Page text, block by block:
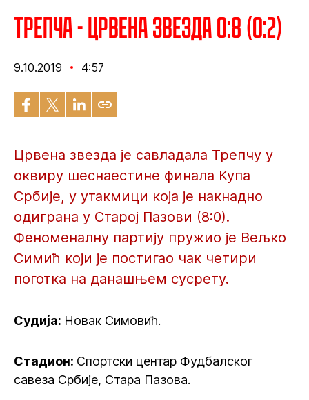
Трепча - Црвена звезда 0:8 (0:2)
9.10.2019 4:57
Црвена звезда је савладала Трепчу у
оквиру шеснаестине финала Купа
Србије, у утакмици која је накнадно
одиграна у Старој Пазови (8:0).
Феноменалну партију пружио је Вељко
Симић који је постигао чак четири
поготка на данашњем сусрету.
Судија: Новак Симовић.
Стадион: Спортски центар Фудбалског
савеза Србије, Стара Пазова.